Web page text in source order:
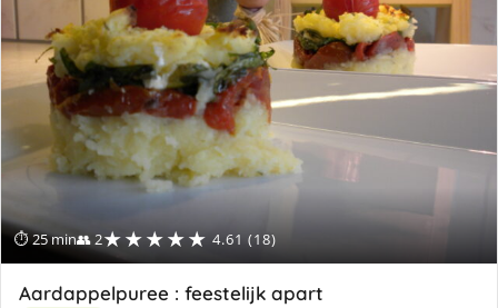
⏱ 25 min👥 2★★★★★ 4.61 (18)
Aardappelpuree : feestelijk apart